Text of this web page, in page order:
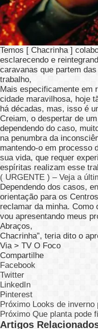
Temos [ Chacrinha ]
esclarecendo e
caravanas que partem
trabalho,
Mais especificamente em
cidade maravilhosa, hoje
há décadas, mas, isso é
Creiam, o despertar de
dependendo do caso,
na penumbra da
mantendo-o em processo
sua vida, que requer
espíritas realizam esse
( URGENTE ) – Veja a
Dependendo dos casos,
orientação para os
reclamar da minha. Como
vou apresentando meus
Abraços,
Chacrinha”, teria dito o
Via > TV O Foco
Compartilhe
Facebook
Twitter
LinkedIn
Pinterest
Próximo Looks de
Próximo Que planta pode
Artigos